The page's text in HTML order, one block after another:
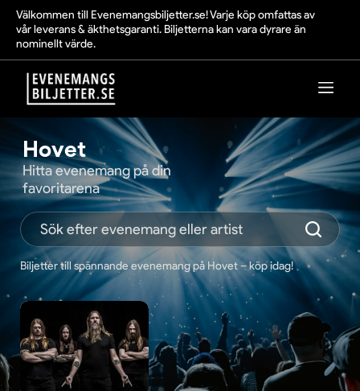
Välkommen till Evenemangsbiljetter.se! Varje köp omfattas av
vår leverans & äkthetsgaranti. Biljetterna kan vara dyrare än
nominellt värde.
Hovet
Hitta evenemang på din
favoritarena
Biljetter till spännande evenemang på Hovet – köp idag!